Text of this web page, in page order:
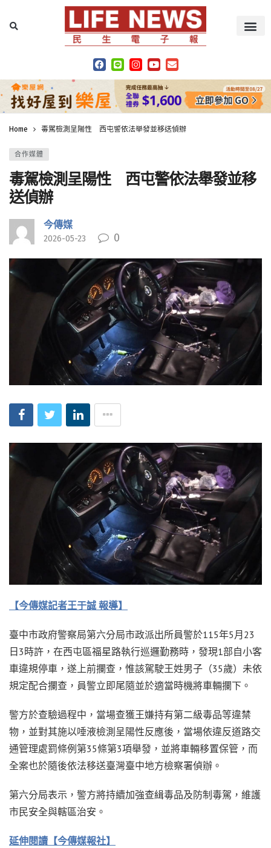
Home 毒駕檢測呈陽性 西屯警依法舉發並移送偵辦
合作媒體
毒駕檢測呈陽性 西屯警依法舉發並移
送偵辦
今傳媒
2026-05-23 0
【今傳媒記者王于誠 報導】
臺中市政府警察局第六分局市政派出所員警於115年5月23
日3時許，在西屯區福星路執行巡邏勤務時，發現1部自小客
車違規停車，遂上前攔查，惟該駕駛王姓男子（35歲）未依
規定配合攔查，員警立即尾隨並於適當時機將車輛攔下。
警方於查驗過程中，當場查獲王嫌持有第二級毒品等違禁
物，並對其施以唾液檢測呈陽性反應後，當場依違反道路交
通管理處罰條例第35條第3項舉發，並將車輛移置保管，而
全案也於隨後依法移送臺灣臺中地方檢察署偵辦。
第六分局表示，警方將持續加強查緝毒品及防制毒駕，維護
市民安全與轄區治安。
延伸閱讀【今傳媒報社】